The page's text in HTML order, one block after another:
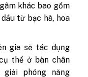
khác bao gồm
từ bạc hà, hoa
gia sẽ tác dụng
thể ở bàn chân
phóng năng